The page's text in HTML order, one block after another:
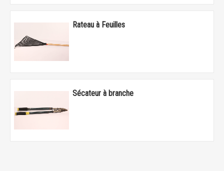
Rateau à Feuilles
Sécateur à branche